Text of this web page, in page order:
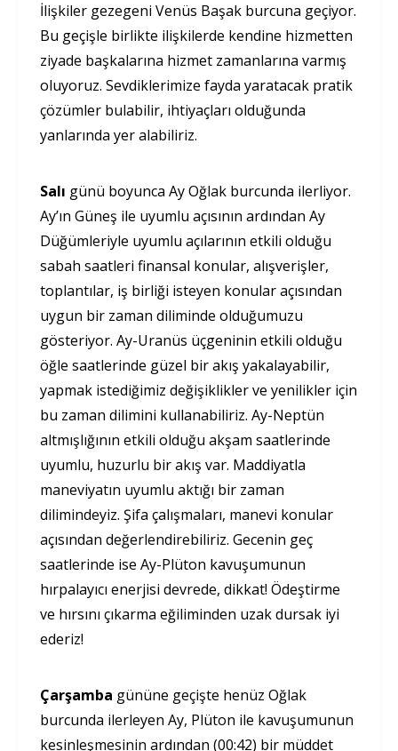
İlişkiler gezegeni Venüs Başak burcuna geçiyor.
Bu geçişle birlikte ilişkilerde kendine hizmetten
ziyade başkalarına hizmet zamanlarına varmış
oluyoruz. Sevdiklerimize fayda yaratacak pratik
çözümler bulabilir, ihtiyaçları olduğunda
yanlarında yer alabiliriz.
Salı günü boyunca Ay Oğlak burcunda ilerliyor.
Ay’ın Güneş ile uyumlu açısının ardından Ay
Düğümleriyle uyumlu açılarının etkili olduğu
sabah saatleri finansal konular, alışverişler,
toplantılar, iş birliği isteyen konular açısından
uygun bir zaman diliminde olduğumuzu
gösteriyor. Ay-Uranüs üçgeninin etkili olduğu
öğle saatlerinde güzel bir akış yakalayabilir,
yapmak istediğimiz değişiklikler ve yenilikler için
bu zaman dilimini kullanabiliriz. Ay-Neptün
altmışlığının etkili olduğu akşam saatlerinde
uyumlu, huzurlu bir akış var. Maddiyatla
maneviyatın uyumlu aktığı bir zaman
dilimindeyiz. Şifa çalışmaları, manevi konular
açısından değerlendirebiliriz. Gecenin geç
saatlerinde ise Ay-Plüton kavuşumunun
hırpalayıcı enerjisi devrede, dikkat! Ödeştirme
ve hırsını çıkarma eğiliminden uzak dursak iyi
ederiz!
Çarşamba gününe geçişte henüz Oğlak
burcunda ilerleyen Ay, Plüton ile kavuşumunun
kesinleşmesinin ardından (00:42) bir müddet